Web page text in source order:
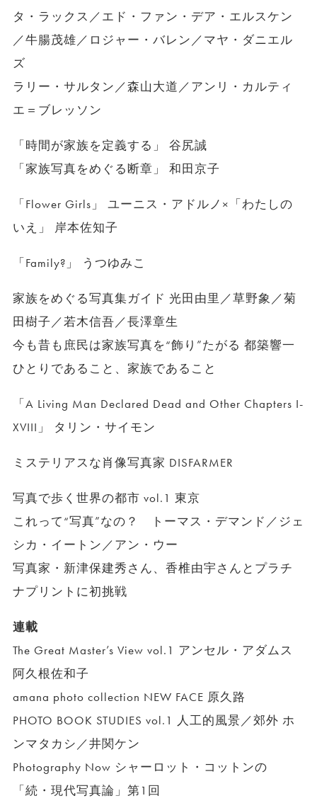
タ・ラックス／エド・ファン・デア・エルスケン
／牛腸茂雄／ロジャー・バレン／マヤ・ダニエル
ズ
ラリー・サルタン／森山大道／アンリ・カルティ
エ＝ブレッソン
「時間が家族を定義する」 谷尻誠
「家族写真をめぐる断章」 和田京子
「Flower Girls」 ユーニス・アドルノ×「わたしの
いえ」 岸本佐知子
「Family?」 うつゆみこ
家族をめぐる写真集ガイド 光田由里／草野象／菊
田樹子／若木信吾／長澤章生
今も昔も庶民は家族写真を“飾り”たがる 都築響一
ひとりであること、家族であること
「A Living Man Declared Dead and Other Chapters I-
XVIII」 タリン・サイモン
ミステリアスな肖像写真家 DISFARMER
写真で歩く世界の都市 vol.1 東京
これって“写真”なの？ トーマス・デマンド／ジェ
シカ・イートン／アン・ウー
写真家・新津保建秀さん、香椎由宇さんとプラチ
ナプリントに初挑戦
連載
The Great Master’s View vol.1 アンセル・アダムス
阿久根佐和子
amana photo collection NEW FACE 原久路
PHOTO BOOK STUDIES vol.1 人工的風景／郊外 ホ
ンマタカシ／井関ケン
Photography Now シャーロット・コットンの
「続・現代写真論」第1回